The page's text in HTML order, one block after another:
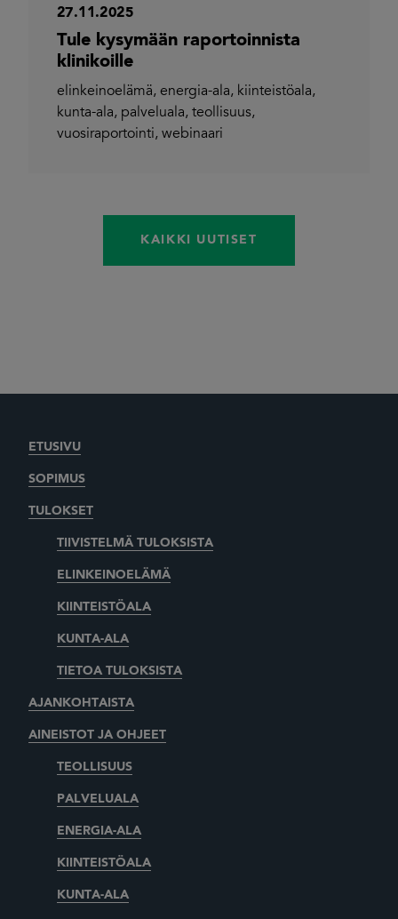
27.11.2025
Tule kysymään raportoinnista
klinikoille
elinkeinoelämä, energia-ala, kiinteistöala,
kunta-ala, palveluala, teollisuus,
vuosiraportointi, webinaari
KAIKKI UUTISET
ETUSIVU
SOPIMUS
TULOKSET
TIIVISTELMÄ TULOKSISTA
ELINKEINOELÄMÄ
KIINTEISTÖALA
KUNTA-ALA
TIETOA TULOKSISTA
AJANKOHTAISTA
AINEISTOT JA OHJEET
TEOLLISUUS
PALVELUALA
ENERGIA-ALA
KIINTEISTÖALA
KUNTA-ALA